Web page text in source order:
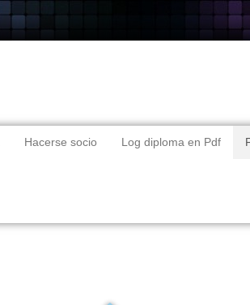
Hacerse socio Log diploma en Pdf